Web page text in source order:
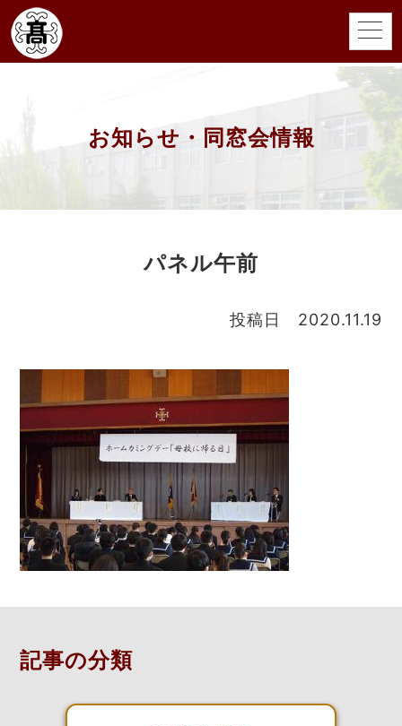
お知らせ・同窓会情報
パネル午前
投稿日 2020.11.19
記事の分類